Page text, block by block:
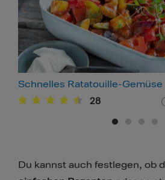
Schnelles Ratatouille-Gemüse
28
Du kannst auch festlegen, ob